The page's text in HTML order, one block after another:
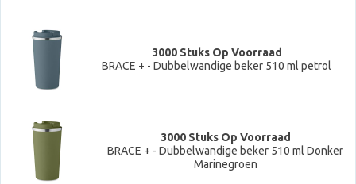
3000 Stuks Op Voorraad
BRACE + - Dubbelwandige beker 510 ml petrol
3000 Stuks Op Voorraad
BRACE + - Dubbelwandige beker 510 ml Donker
Marinegroen